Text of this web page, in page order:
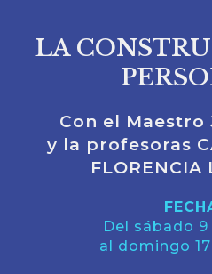
LA
Con el Maestro
y la profesoras
FLORENCIA
Del sábado
al domingo